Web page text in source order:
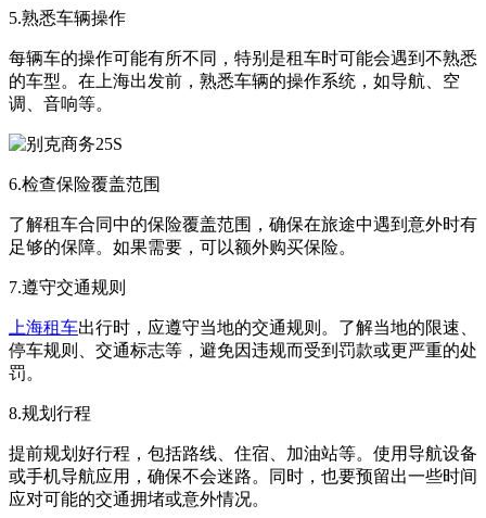
5.熟悉车辆操作
每辆车的操作可能有所不同，特别是租车时可能会遇到不熟悉
的车型。在上海出发前，熟悉车辆的操作系统，如导航、空
调、音响等。
6.检查保险覆盖范围
了解租车合同中的保险覆盖范围，确保在旅途中遇到意外时有
足够的保障。如果需要，可以额外购买保险。
7.遵守交通规则
上海租车出行时，应遵守当地的交通规则。了解当地的限速、
停车规则、交通标志等，避免因违规而受到罚款或更严重的处
罚。
8.规划行程
提前规划好行程，包括路线、住宿、加油站等。使用导航设备
或手机导航应用，确保不会迷路。同时，也要预留出一些时间
应对可能的交通拥堵或意外情况。